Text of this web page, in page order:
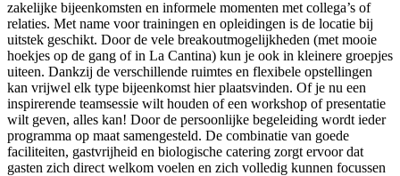
zakelijke bijeenkomsten en informele momenten met collega’s of
relaties. Met name voor trainingen en opleidingen is de locatie bij
uitstek geschikt. Door de vele breakoutmogelijkheden (met mooie
hoekjes op de gang of in La Cantina) kun je ook in kleinere groepjes
uiteen. Dankzij de verschillende ruimtes en flexibele opstellingen
kan vrijwel elk type bijeenkomst hier plaatsvinden. Of je nu een
inspirerende teamsessie wilt houden of een workshop of presentatie
wilt geven, alles kan! Door de persoonlijke begeleiding wordt ieder
programma op maat samengesteld. De combinatie van goede
faciliteiten, gastvrijheid en biologische catering zorgt ervoor dat
gasten zich direct welkom voelen en zich volledig kunnen focussen